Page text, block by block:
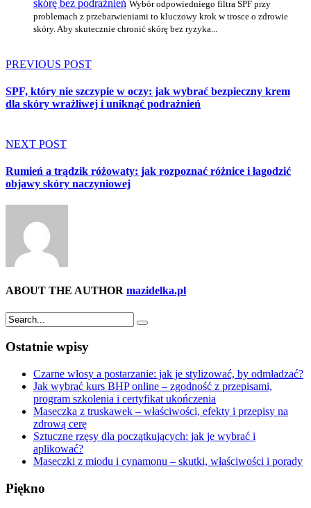
skórę bez podrażnień Wybór odpowiedniego filtra SPF przy
problemach z przebarwieniami to kluczowy krok w trosce o zdrowie
skóry. Aby skutecznie chronić skórę bez ryzyka...
PREVIOUS POST
SPF, który nie szczypie w oczy: jak wybrać bezpieczny krem
dla skóry wrażliwej i uniknąć podrażnień
NEXT POST
Rumień a trądzik różowaty: jak rozpoznać różnice i łagodzić
objawy skóry naczyniowej
ABOUT THE AUTHOR mazidelka.pl
Ostatnie wpisy
Czarne włosy a postarzanie: jak je stylizować, by odmładzać?
Jak wybrać kurs BHP online – zgodność z przepisami,
program szkolenia i certyfikat ukończenia
Maseczka z truskawek – właściwości, efekty i przepisy na
zdrową cerę
Sztuczne rzęsy dla początkujących: jak je wybrać i
aplikować?
Maseczki z miodu i cynamonu – skutki, właściwości i porady
Piękno